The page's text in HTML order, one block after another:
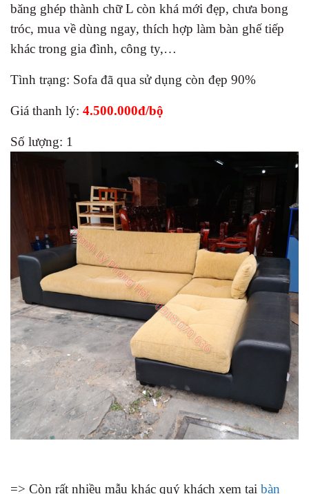
băng ghép thành chữ L còn khá mới đẹp, chưa bong
tróc, mua về dùng ngay, thích hợp làm bàn ghế tiếp
khác trong gia đình, công ty,…
Tình trạng: Sofa đã qua sử dụng còn đẹp 90%
Giá thanh lý: 4.500.000đ/bộ
Số lượng: 1
=> Còn rất nhiều mẫu khác quý khách xem tại bàn